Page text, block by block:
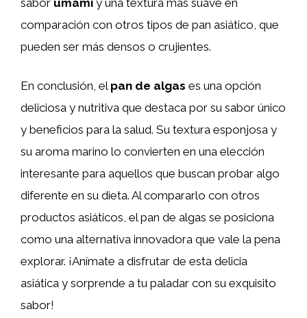
comparación con otros tipos de pan asiático, que
pueden ser más densos o crujientes.
En conclusión, el pan de algas es una opción
deliciosa y nutritiva que destaca por su sabor único
y beneficios para la salud. Su textura esponjosa y
su aroma marino lo convierten en una elección
interesante para aquellos que buscan probar algo
diferente en su dieta. Al compararlo con otros
productos asiáticos, el pan de algas se posiciona
como una alternativa innovadora que vale la pena
explorar. ¡Anímate a disfrutar de esta delicia
asiática y sorprende a tu paladar con su exquisito
sabor!